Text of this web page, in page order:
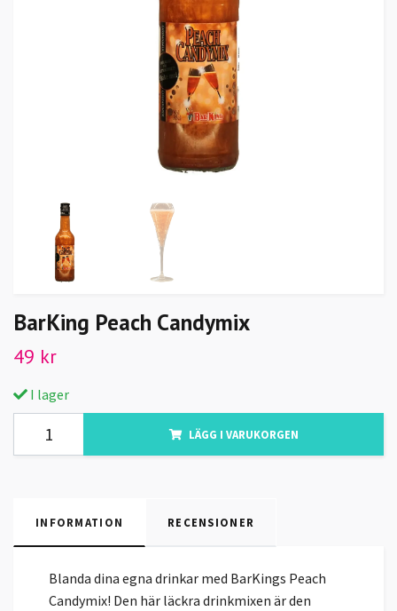
BarKing Peach Candymix
49 kr
I lager
LÄGG I VARUKORGEN
INFORMATION RECENSIONER
Blanda dina egna drinkar med BarKings Peach
Candymix! Den här läckra drinkmixen är den